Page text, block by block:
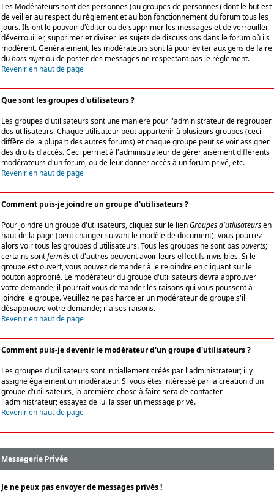
Les Modérateurs sont des personnes (ou groupes de personnes) dont le but est
de veiller au respect du règlement et au bon fonctionnement du forum tous les
jours. Ils ont le pouvoir d'éditer ou de supprimer les messages et de verrouiller,
déverrouiller, supprimer et diviser les sujets de discussions dans le forum où ils
modèrent. Généralement, les modérateurs sont là pour éviter aux gens de faire
duhors-sujetou de poster des messages ne respectant pas le règlement.
Revenir en haut de page
Que sont les groupes d'utilisateurs ?
Les groupes d'utilisateurs sont une manière pour l'administrateur de regrouper
des utilisateurs. Chaque utilisateur peut appartenir à plusieurs groupes (ceci
diffère de la plupart des autres forums) et chaque groupe peut se voir assigner
des droits d'accès. Ceci permet à l'administrateur de gérer aisément différents
modérateurs d'un forum, ou de leur donner accès à un forum privé, etc.
Revenir en haut de page
Comment puis-je joindre un groupe d'utilisateurs ?
Pour joindre un groupe d'utilisateurs, cliquez sur le lienGroupes d'utilisateursen
haut de la page (peut changer suivant le modèle de document); vous pourrez
alors voir tous les groupes d'utilisateurs. Tous les groupes ne sont pasouverts;
certains sontferméset d'autres peuvent avoir leurs effectifs invisibles. Si le
groupe est ouvert, vous pouvez demander à le rejoindre en cliquant sur le
bouton approprié. Le modérateur du groupe d'utilisateurs devra approuver
votre demande; il pourrait vous demander les raisons qui vous poussent à
joindre le groupe. Veuillez ne pas harceler un modérateur de groupe s'il
désapprouve votre demande; il a ses raisons.
Revenir en haut de page
Comment puis-je devenir le modérateur d'un groupe d'utilisateurs ?
Les groupes d'utilisateurs sont initiallement créés par l'administrateur; il y
assigne également un modérateur. Si vous êtes intéressé par la création d'un
groupe d'utilisateurs, la première chose à faire sera de contacter
l'administrateur; essayez de lui laisser un message privé.
Revenir en haut de page
Messagerie Privée
Je ne peux pas envoyer de messages privés !